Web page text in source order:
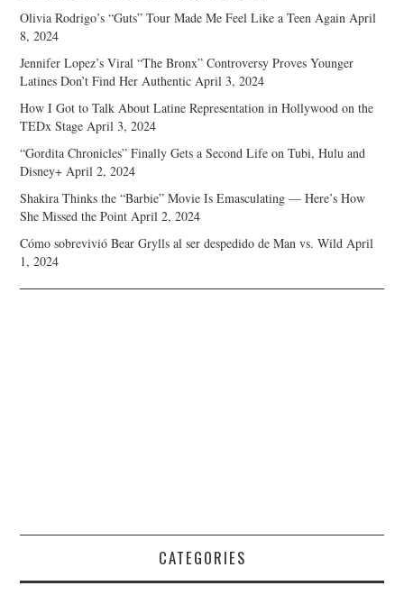
Olivia Rodrigo’s “Guts” Tour Made Me Feel Like a Teen Again April
8, 2024
Jennifer Lopez’s Viral “The Bronx” Controversy Proves Younger
Latines Don’t Find Her Authentic April 3, 2024
How I Got to Talk About Latine Representation in Hollywood on the
TEDx Stage April 3, 2024
“Gordita Chronicles” Finally Gets a Second Life on Tubi, Hulu and
Disney+ April 2, 2024
Shakira Thinks the “Barbie” Movie Is Emasculating — Here’s How
She Missed the Point April 2, 2024
Cómo sobrevivió Bear Grylls al ser despedido de Man vs. Wild April
1, 2024
CATEGORIES